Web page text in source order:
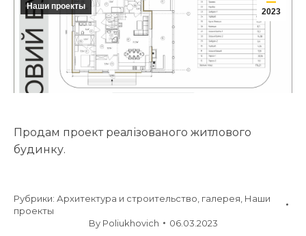
2023
Наши проекты
Продам проект реалізованого житлового
будинку.
Рубрики: Архитектура и строительство, галерея, Наши
проекты
By Poliukhovich 06.03.2023